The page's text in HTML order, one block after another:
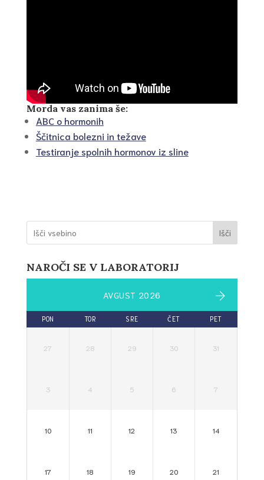
Morda vas zanima še:
ABC o hormonih
Ščitnica bolezni in težave
Testiranje spolnih hormonov iz sline
Išči
NAROČI SE V LABORATORIJ
AVGUST 2026
PON TOR SRE ČET PET
27 28 29 30 31
3 4 5 6 7
10 11 12 13 14
17 18 19 20 21